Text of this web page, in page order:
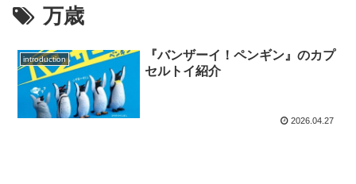
万歳
introduction
『バンザーイ！ペンギン』のカプ
セルトイ紹介
2026.04.27